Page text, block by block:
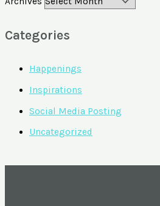
Categories
Happenings
Inspirations
Social Media Posting
Uncategorized